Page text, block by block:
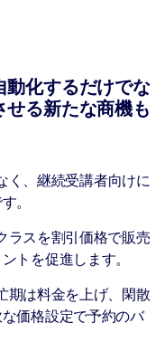
動化するだけでな
せる新たな商機も
く、継続受講者向けに
。
ラスを割引価格で販売
トを促進します。
期は料金を上げ、閑散
価格設定で予約のバ